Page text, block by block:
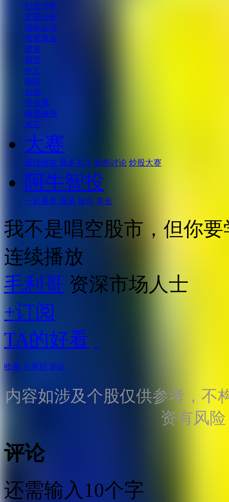
行业分析
宏观分析
指标公式
投资基金
债券
期货
外汇
期权
创投
贵金属
融资融券
其它
大赛
最佳收益 最多关注 最热讨论 炒股大赛
阿牛智投
一起看盘 股票 板块 基金
我不是唱空股市，但你
连续播放
毛利哥 资深市场人士
+订阅
TA的好看
收藏 分享到 评论
内容如涉及个股仅供参考，不
资有风
评论
还需输入10个字